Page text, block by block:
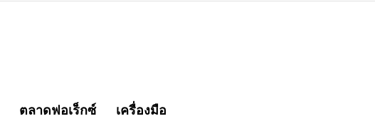
ตลาดฟอเร็กซ์ เครื่องมือ